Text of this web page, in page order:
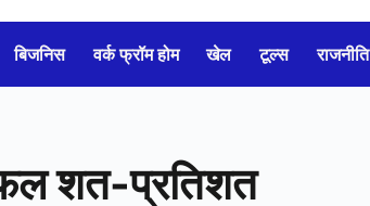
बिजनिस वर्क फ्रॉम होम खेल टूल्स राजनीति
शत-प्रतिशत